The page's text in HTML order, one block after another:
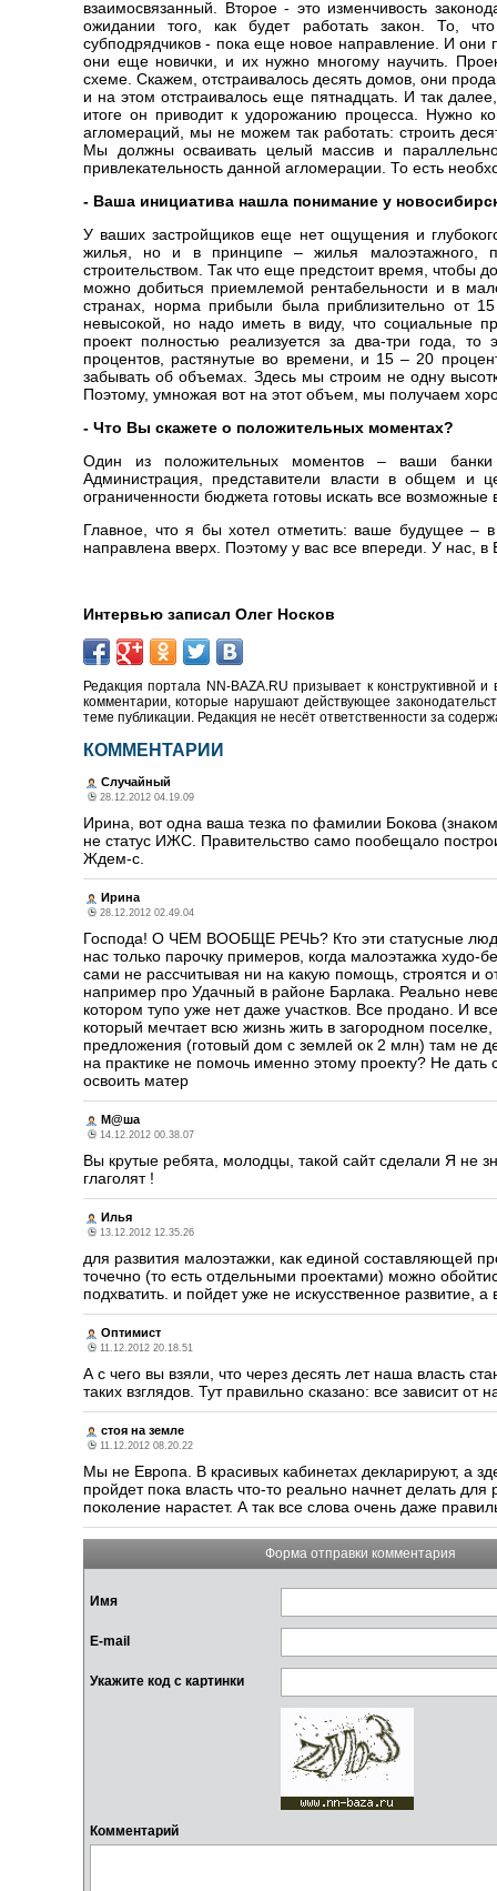
взаимосвязанный. Второе - это изменчивость
ожидании того, как будет работать закон. То,
субподрядчиков - пока еще новое направление. И они
они еще новички, и их нужно многому научить.
схеме. Скажем, отстраивалось десять домов, они
и на этом отстраивалось еще пятнадцать. И так
итоге он приводит к удорожанию процесса. Нужно
агломераций, мы не можем так работать: строить
Мы должны осваивать целый массив и
привлекательность данной агломерации. То есть
- Ваша инициатива нашла понимание у
У ваших застройщиков еще нет ощущения и
жилья, но и в принципе – жилья малоэтажного,
строительством. Так что еще предстоит время, чтобы
можно добиться приемлемой рентабельности и в
странах, норма прибыли была приблизительно от
невысокой, но надо иметь в виду, что социальные
проект полностью реализуется за два-три года,
процентов, растянутые во времени, и 15 – 20
забывать об объемах. Здесь мы строим не одну
Поэтому, умножая вот на этот объем, мы получаем
- Что Вы скажете о положительных моментах?
Один из положительных моментов – ваши банки
Администрация, представители власти в общем и
ограниченности бюджета готовы искать все
Главное, что я бы хотел отметить: ваше будущее –
направлена вверх. Поэтому у вас все впереди. У нас, в
Интервью записал Олег Носков
Редакция портала NN-BAZA.RU призывает к конструктивной
комментарии, которые нарушают действующее
теме публикации. Редакция не несёт ответственности за
КОММЕНТАРИИ
Случайный
28.12.2012 04.19.09
Ирина, вот одна ваша тезка по фамилии Бокова
не статус ИЖС. Правительство само пообещало
Ждем-с.
Ирина
28.12.2012 02.49.04
Господа! О ЧЕМ ВООБЩЕ РЕЧЬ? Кто эти статусные
нас только парочку примеров, когда малоэтажка худо-
сами не рассчитывая ни на какую помощь, строятся
например про Удачный в районе Барлака. Реально
котором тупо уже нет даже участков. Все продано. И
который мечтает всю жизнь жить в загородном
предложения (готовый дом с землей ок 2 млн) там не
на практике не помочь именно этому проекту? Не
освоить матер
М@ша
14.12.2012 00.38.07
Вы крутые ребята, молодцы, такой сайт сделали Я не
глаголят !
Илья
13.12.2012 12.35.26
для развития малоэтажки, как единой составляющей
точечно (то есть отдельными проектами) можно
подхватить. и пойдет уже не искусственное развитие,
Оптимист
11.12.2012 20.18.51
А с чего вы взяли, что через десять лет наша власть
таких взглядов. Тут правильно сказано: все зависит от
стоя на земле
11.12.2012 08.20.22
Мы не Европа. В красивых кабинетах декларируют, а
пройдет пока власть что-то реально начнет делать
поколение нарастет. А так все слова очень даже
Форма отправки комментария
Имя
E-mail
Укажите код с картинки
Комментарий